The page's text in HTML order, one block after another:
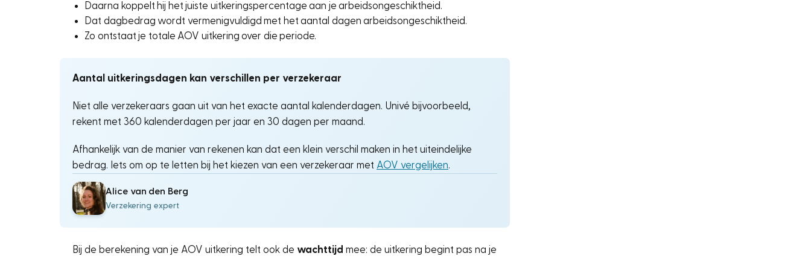
Daarna koppelt hij het juiste uitkeringspercentage aan je arbeidsongeschiktheid.
Dat dagbedrag wordt vermenigvuldigd met het aantal dagen arbeidsongeschiktheid.
Zo ontstaat je totale AOV uitkering over die periode.
Aantal uitkeringsdagen kan verschillen per verzekeraar
Niet alle verzekeraars gaan uit van het exacte aantal kalenderdagen. Univé bijvoorbeeld,
rekent met 360 kalenderdagen per jaar en 30 dagen per maand.
Afhankelijk van de manier van rekenen kan dat een klein verschil maken in het uiteindelijke
bedrag. Iets om op te letten bij het kiezen van een verzekeraar met AOV vergelijken.
Alice van den Berg
Verzekering expert
Bij de berekening van je AOV uitkering telt ook de wachttijd mee: de uitkering begint pas na je